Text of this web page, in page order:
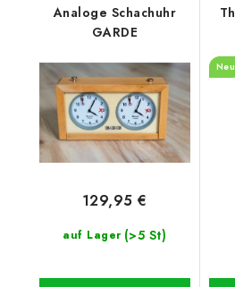
Analoge Schachuhr
GARDE
auf Lager (>5 St)
129,95 €
Neu